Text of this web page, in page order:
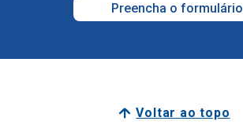
Preencha o formulário
Voltar ao topo